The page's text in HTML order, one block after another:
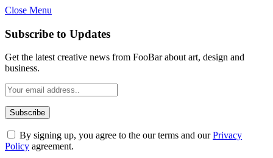
Close Menu
Subscribe to Updates
Get the latest creative news from FooBar about art, design and
business.
By signing up, you agree to the our terms and ourPrivacy
Policy agreement.